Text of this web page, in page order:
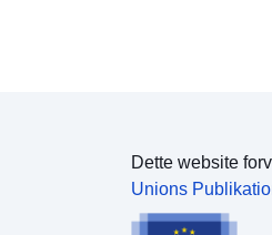
Dette website
Unions